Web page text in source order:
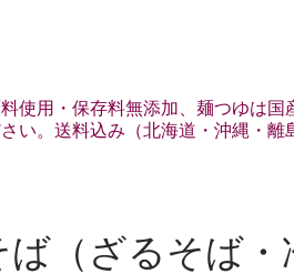
使用・保存料無添加、麺つゆは
い。送料込み（北海道・沖縄・離
（ざるそば